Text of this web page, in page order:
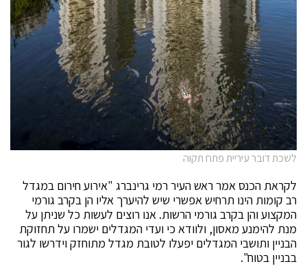
לשכת דובר עיריית פתח תקוה
לקראת הכנס אמר ראש העיר רמי גרינברג "אירוע חירום במגדל
רב קומות הינו תרחיש אפשרי שיש להיערך אליו הן בקרב גורמי
המקצוע והן בקרב גורמי הרשות. אנו רוצים לעשות כל שניתן על
מנת להימנע מאסון, ולוודא כי ועדי המגדלים ישמרו על תחזוקת
הבניין ותושבי המגדלים יפעלו לטובת מגדל מתוחזק וידרשו לגור
בבניין בטוח".